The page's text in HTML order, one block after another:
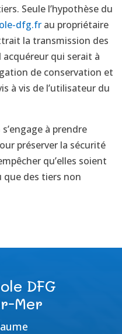
Seule l’hypothèse du
dfg.fr au propriétaire
la transmission des
qui serait à
de conservation et
à vis de l’utilisateur du
à prendre
préserver la sécurité
qu’elles soient
que des tiers non
DFG
Mer